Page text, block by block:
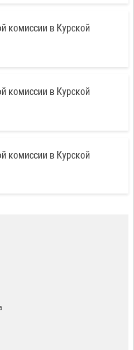
комиссии в Курской
комиссии в Курской
комиссии в Курской